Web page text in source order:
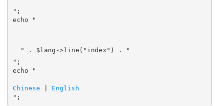
";
echo "
";
echo "
Chinese
English
";